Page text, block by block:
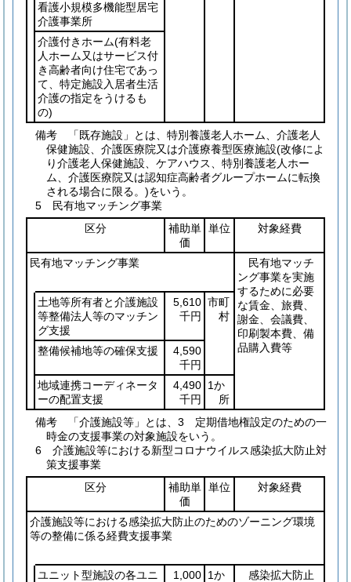
看護小規模多機能型居宅
介護事業所
介護付きホーム(有料老
人ホーム又はサービス付
き高齢者向け住宅であっ
て、特定施設入居者生活
介護の指定をうけるも
の)
備考 「既存施設」とは、特別養護老人ホーム、介護老人
保健施設、介護医療院又は介護療養型医療施設(改修によ
り介護老人保健施設、ケアハウス、特別養護老人ホー
ム、介護医療院又は認知症高齢者グループホームに転換
される場合に限る。)をいう。
5 民有地マッチング事業
区分
補助単
価
単位 対象経費
民有地マッチング事業
民有地マッチ
ング事業を実施
するために必要
な賃金、旅費、
謝金、会議費、
印刷製本費、備
品購入費等
土地等所有者と介護施設
等整備法人等のマッチン
グ支援
5,610
千円
市町
村
整備候補地等の確保支援
4,590
千円
地域連携コーディネータ
ーの配置支援
4,490
千円
1か
所
備考 「介護施設等」とは、3 定期借地権設定のための一
時金の支援事業の対象施設をいう。
6 介護施設等における新型コロナウイルス感染拡大防止対
策支援事業
区分
補助単
価
単位 対象経費
介護施設等における感染拡大防止のためのゾーニング環境
等の整備に係る経費支援事業
ユニット型施設の各ユニ
1,000 1か
感染拡大防止